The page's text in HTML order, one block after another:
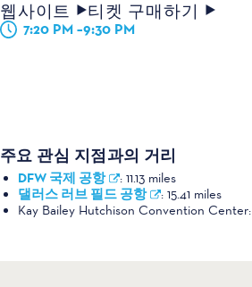
웹사이트 티켓 구매하기
7:20 PM –9:30 PM
주요 관심 지점과의 거리
DFW 국제 공항 : 11.13 miles
댈러스 러브 필드 공항 : 15.41 miles
Kay Bailey Hutchison Convention Center: